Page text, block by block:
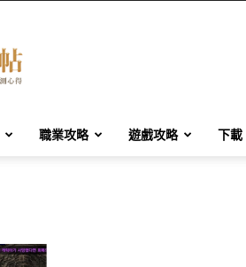
職業攻略 遊戲攻略 下載